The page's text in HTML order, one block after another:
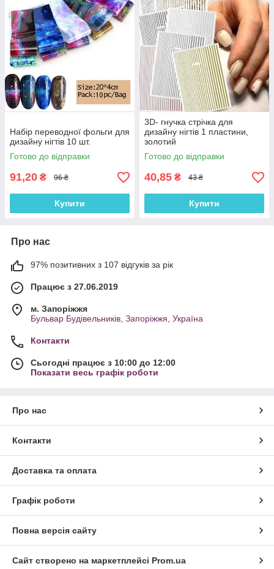
Набір переводної фольги для
дизайну нігтів 10 шт.
Готово до відправки
91,20 ₴ 96 ₴
Купити
3D- гнучка стрічка для
дизайну нігтів 1 пластини,
золотий
Готово до відправки
40,85 ₴ 43 ₴
Купити
Про нас
97% позитивних з 107 відгуків за рік
Працює з 27.06.2019
м. Запоріжжя
Бульвар Будівельників, Запоріжжя, Україна
Контакти
Сьогодні працює з 10:00 до 12:00
Показати весь графік роботи
Про нас
Контакти
Доставка та оплата
Графік роботи
Повна версія сайту
Сайт створено на маркетплейсі Prom.ua